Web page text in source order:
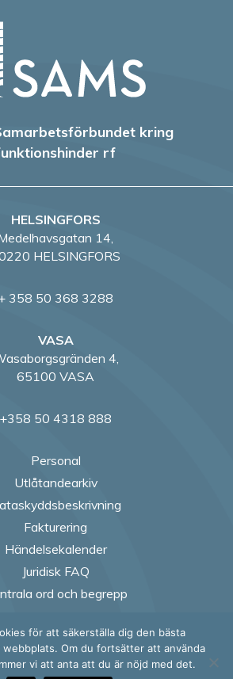
kring
rf
HELSINGFORS
14,
HELSINGFORS
358 50 368 3288
VASA
4,
65100 VASA
+358 50 4318 888
Personal
Utlåtandearkiv
Fakturering
Händelsekalender
Juridisk FAQ
ord och begrepp
us on
Follow us on
Follow
för att säkerställa dig den bästa
webbplats. Om du fortsätter att använda
vi att anta att du är nöjd med det.